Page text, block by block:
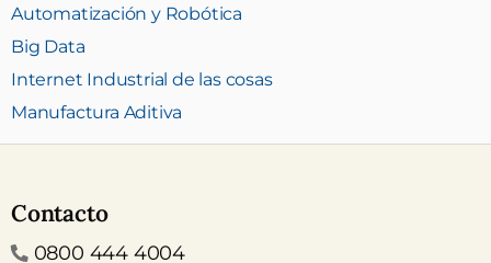
Automatización y Robótica
Big Data
Internet Industrial de las cosas
Manufactura Aditiva
Contacto
Teléfono
0800 444 4004